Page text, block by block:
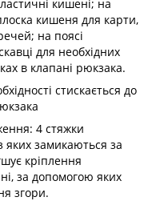
кишені; на
кишеня для карти,
на поясі
для необхідних
в клапані рюкзака.
стискається до
4 стяжки
яких замикаються за
кріплення
за допомогою яких
згори.